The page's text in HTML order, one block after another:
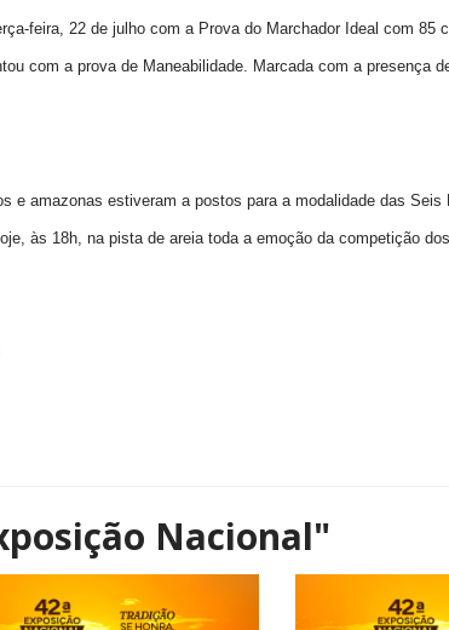
feira, 22 de julho com a Prova do Marchador Ideal com
com a prova de Maneabilidade. Marcada com a presença
e amazonas estiveram a postos para a modalidade das
às 18h, na pista de areia toda a emoção da competição
Nacional"